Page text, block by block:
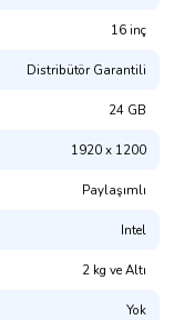
16 inç
Distribütör Garantili
24 GB
1920 x 1200
Paylaşımlı
Intel
2 kg ve Altı
Yok